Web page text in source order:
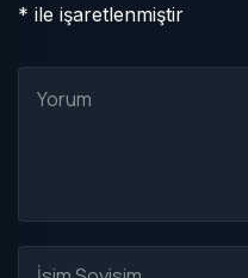
* ile işaretlenmiştir